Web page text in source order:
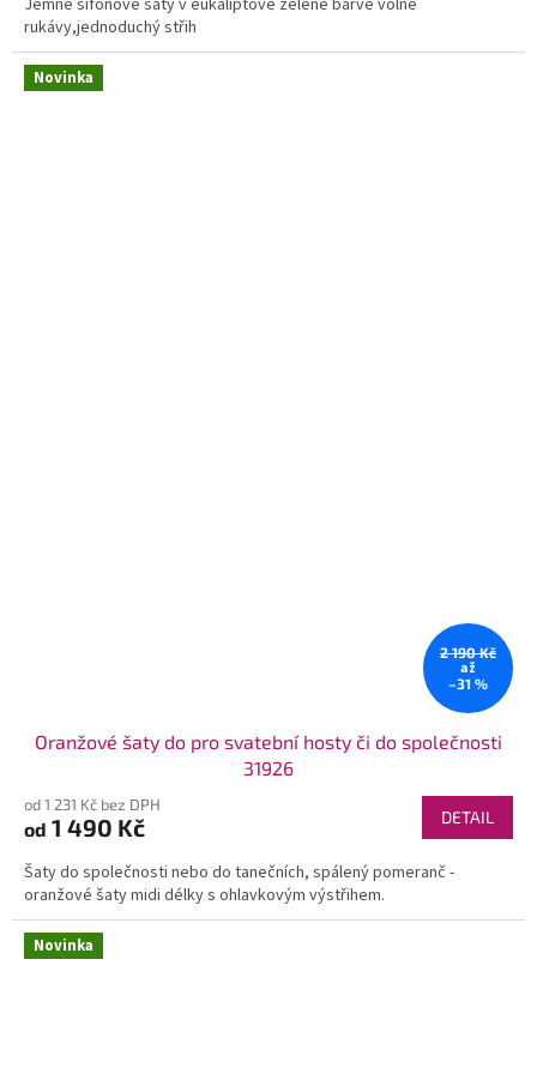
rukávy,jednoduchý střih
Novinka
2 190 Kč
až
–31 %
Oranžové šaty do pro svatební hosty či do společnosti
31926
od 1 231 Kč bez DPH
od 1 490 Kč DETAIL
Šaty do společnosti nebo do tanečních, spálený pomeranč -
oranžové šaty midi délky s ohlavkovým výstřihem.
Novinka